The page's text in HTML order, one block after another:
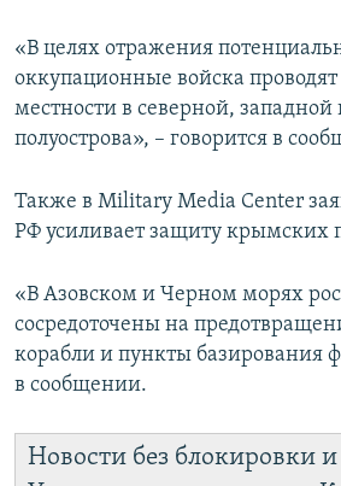
«В целях отражения
оккупационные войска
местности в северной, западной
полуострова», – говорится в
Также в Military Media Center
РФ усиливает защиту крымских
«В Азовском и Черном морях
сосредоточены на
корабли и пункты базирования
в сообщении.
Новости без блокировки